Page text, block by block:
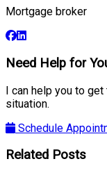
Mortgage broker
Need Help for
I can help you to
situation.
Schedule
Related Posts